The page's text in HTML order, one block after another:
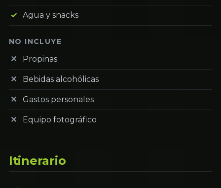
Agua y snacks
NO INCLUYE
Propinas
Bebidas alcohólicas
Gastos personales
Equipo fotográfico
Itinerario